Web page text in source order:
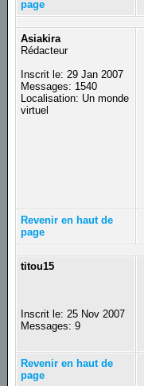
page
Asiakira
Rédacteur
Inscrit le: 29 Jan 2007
Messages: 1540
Localisation: Un monde
virtuel
Revenir en haut de
page
titou15
Inscrit le: 25 Nov 2007
Messages: 9
Revenir en haut de
page